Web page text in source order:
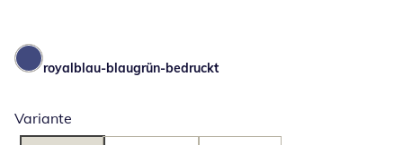
royalblau-blaugrün-bedruckt
Variante